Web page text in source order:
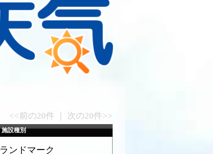
<<前の20件 ｜ 次の20件>>
施設種別
ランドマーク